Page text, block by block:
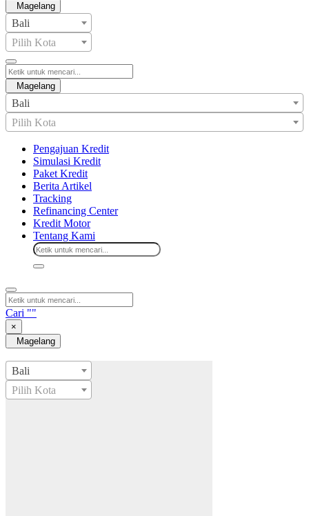
Magelang
Bali
Pilih Kota
Magelang
Bali
Pilih Kota
Pengajuan Kredit
Simulasi Kredit
Paket Kredit
Berita Artikel
Tracking
Refinancing Center
Kredit Motor
Tentang Kami
Cari ""
×
Magelang
Bali
Pilih Kota